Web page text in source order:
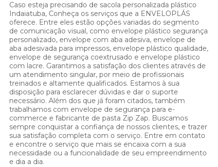
Caso esteja precisando de sacola personalizada plástico
Indaiatuba, Conheça os serviços que a ENVELOPLÁS
oferece. Entre eles estão opções variadas do segmento
de comunicação visual, como envelope plástico segurança
personalizado, envelope com aba adesiva, envelope de
aba adesivada para impressos, envelope plástico qualidade,
envelope de segurança coextrusado e envelope plástico
com lacre. Garantimos a satisfação dos clientes através de
um atendimento singular, por meio de profissionais
treinados e altamente qualificados. Estamos à sua
disposição para esclarecer dúvidas e dar o suporte
necessário. Além dos que já foram citados, também
trabalhamos com envelope de segurança para e-
commerce e fabricante de pasta Zip Zap. Buscamos
sempre conquistar a confiança de nossos clientes, e trazer
sua satisfação completa com o serviço. Entre em contato
e encontre o serviço que mais se encaixa com a sua
necessidade ou a funcionalidade de seu empreendimento
e dia a dia.